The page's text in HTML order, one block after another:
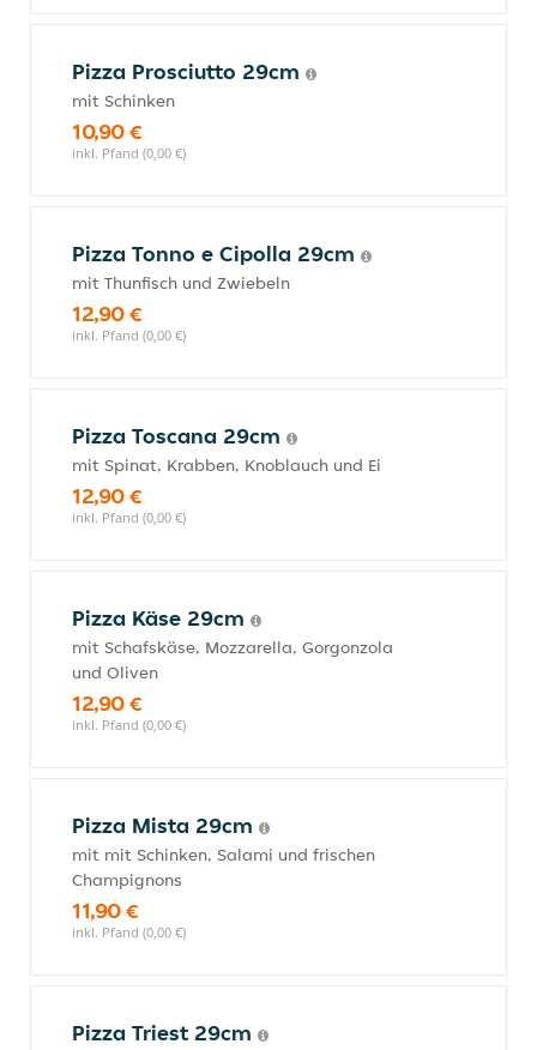
Pizza Prosciutto 29cm
mit Schinken
10,90 €
inkl. Pfand (0,00 €)
Pizza Tonno e Cipolla 29cm
mit Thunfisch und Zwiebeln
12,90 €
inkl. Pfand (0,00 €)
Pizza Toscana 29cm
mit Spinat, Krabben, Knoblauch und Ei
12,90 €
inkl. Pfand (0,00 €)
Pizza Käse 29cm
mit Schafskäse, Mozzarella, Gorgonzola
und Oliven
12,90 €
inkl. Pfand (0,00 €)
Pizza Mista 29cm
mit mit Schinken, Salami und frischen
Champignons
11,90 €
inkl. Pfand (0,00 €)
Pizza Triest 29cm